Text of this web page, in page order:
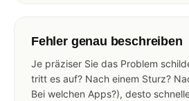
Fehler genau beschreiben
Je präziser Sie das Problem
tritt es auf? Nach einem Sturz?
Bei welchen Apps?), desto